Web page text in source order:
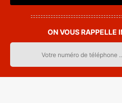
ON VOUS RAPPELLE